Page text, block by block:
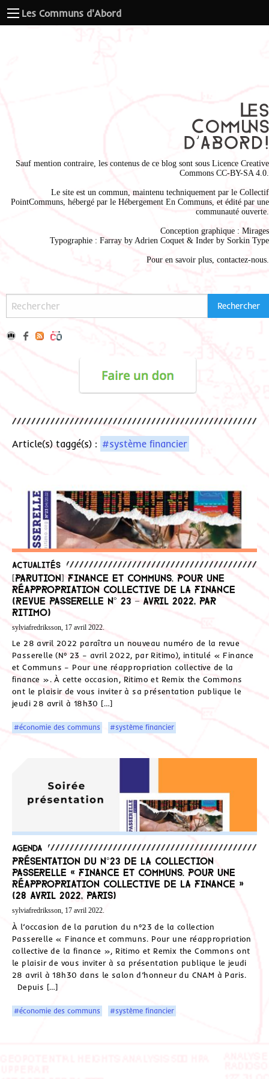
Les Communs d'Abord
Sauf mention contraire, les contenus de ce blog sont sous Licence Creative
Commons CC-BY-SA 4.0
Le site est un commun, maintenu techniquement par le Collectif
PointCommuns , hébergé par le Hébergement En Communs , et édité par une
communauté ouverte.
Conception graphique : Mirages
Typographie : Farray by Adrien Coquet & Inder by Sorkin Type
Pour en savoir plus, contactez-nous
Article(s) taggé(s) : #système financier
Actualités
[Parution] Finance et Communs. Pour une
réappropriation collective de la finance
(Revue Passerelle N° 23 – avril 2022, par
Ritimo)
sylviafredriksson, 17 avril 2022.
Le 28 avril 2022 paraîtra un nouveau numéro de la revue
Passerelle (N° 23 – avril 2022, par Ritimo), intitulé « Finance
et Communs – Pour une réappropriation collective de la
finance ». À cette occasion, Ritimo et Remix the Commons
ont le plaisir de vous inviter à sa présentation publique le
jeudi 28 avril à 18h30 […]
#économie des communs #système financier
Agenda
Présentation du n°23 de la collection
Passerelle « Finance et communs. Pour une
réappropriation collective de la finance »
(28 avril 2022, Paris)
sylviafredriksson, 17 avril 2022.
À l’occasion de la parution du n°23 de la collection
Passerelle « Finance et communs. Pour une réappropriation
collective de la finance », Ritimo et Remix the Commons ont
le plaisir de vous inviter à sa présentation publique le jeudi
28 avril à 18h30 dans le salon d’honneur du CNAM à Paris.
Depuis […]
#économie des communs #système financier